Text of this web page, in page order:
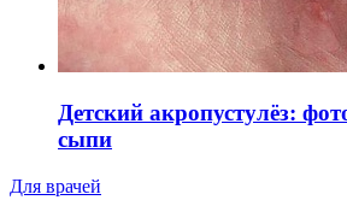
Детский акропустулёз:
сыпи
Для врачей